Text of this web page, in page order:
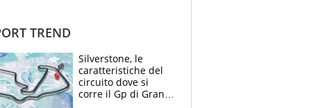
TREND
Silverstone, le
caratteristiche del
circuito dove si
corre il Gp di Gran